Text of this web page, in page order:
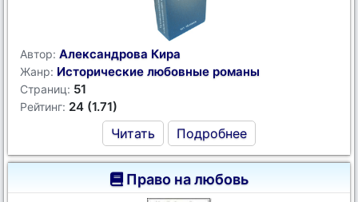
Автор: Александрова Кира
Жанр: Исторические любовные романы
Страниц: 51
Рейтинг: 24 (1.71)
Читать Подробнее
Право на любовь